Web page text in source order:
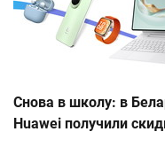
Снова в школу: в
Huawei получили